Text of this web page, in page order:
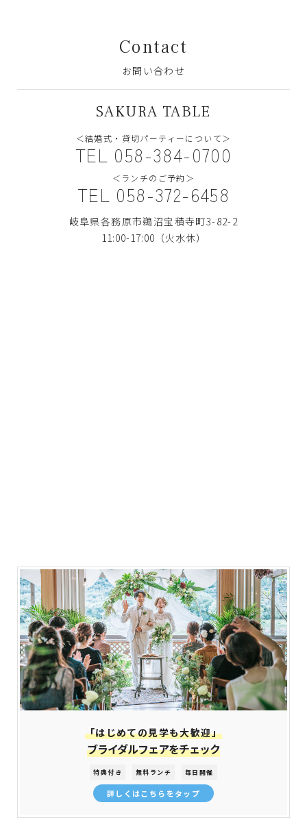
Contact
お問い合わせ
SAKURA TABLE
＜結婚式・貸切パーティーについて＞
TEL 058-384-0700
＜ランチのご予約＞
TEL 058-372-6458
岐阜県各務原市鵜沼宝積寺町3-82-2
11:00-17:00（火水休）
「はじめての見学も大歓迎」
ブライダルフェアをチェック
特典付き 無料ランチ 毎日開催
詳しくはこちらをタップ